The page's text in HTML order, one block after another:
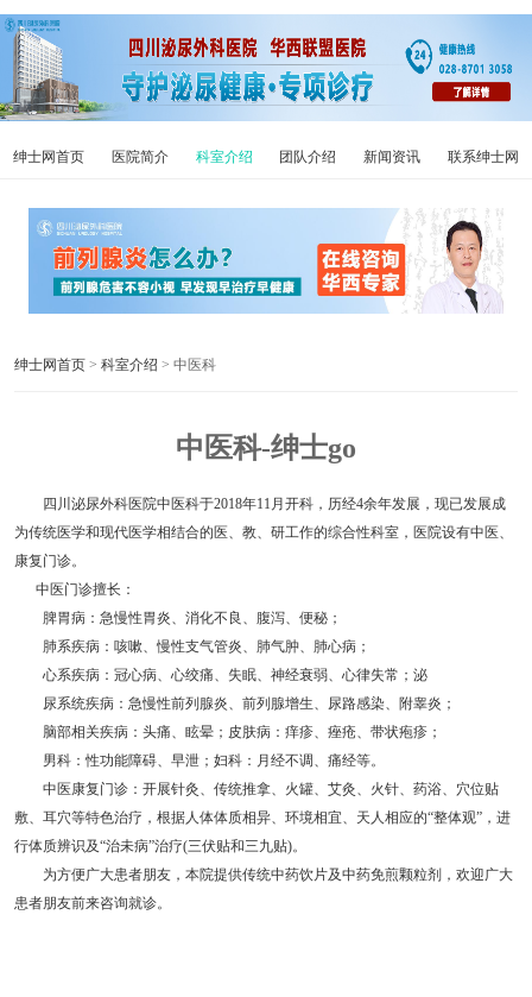
绅士网首页 医院简介 科室介绍 团队介绍 新闻资讯 联系绅士网
绅士网首页 > 科室介绍 > 中医科
中医科-绅士go
四川泌尿外科医院中医科于2018年11月开科，历经4余年发展，现已发展成
为传统医学和现代医学相结合的医、教、研工作的综合性科室，医院设有中医、
康复门诊。
中医门诊擅长：
脾胃病：急慢性胃炎、消化不良、腹泻、便秘；
肺系疾病：咳嗽、慢性支气管炎、肺气肿、肺心病；
心系疾病：冠心病、心绞痛、失眠、神经衰弱、心律失常；泌
尿系统疾病：急慢性前列腺炎、前列腺增生、尿路感染、附睾炎；
脑部相关疾病：头痛、眩晕；皮肤病：痒疹、痤疮、带状疱疹；
男科：性功能障碍、早泄；妇科：月经不调、痛经等。
中医康复门诊：开展针灸、传统推拿、火罐、艾灸、火针、药浴、穴位贴
敷、耳穴等特色治疗，根据人体体质相异、环境相宜、天人相应的“整体观”，进
行体质辨识及“治未病”治疗(三伏贴和三九贴)。
为方便广大患者朋友，本院提供传统中药饮片及中药免煎颗粒剂，欢迎广大
患者朋友前来咨询就诊。